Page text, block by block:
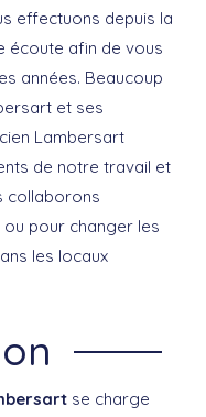
effectuons depuis la
écoute afin de vous
années. Beaucoup
et ses
Lambersart
de notre travail et
collaborons
pour changer les
les locaux
se charge